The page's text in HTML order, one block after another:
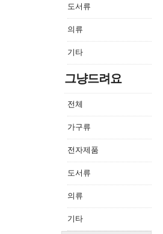
도서류
의류
기타
그냥드려요
전체
가구류
전자제품
도서류
의류
기타